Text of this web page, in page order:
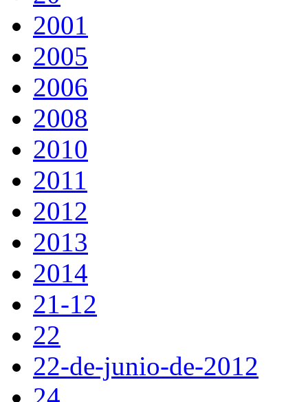
2001
2005
2006
2008
2010
2011
2012
2013
2014
21-12
22
22-de-junio-de-2012